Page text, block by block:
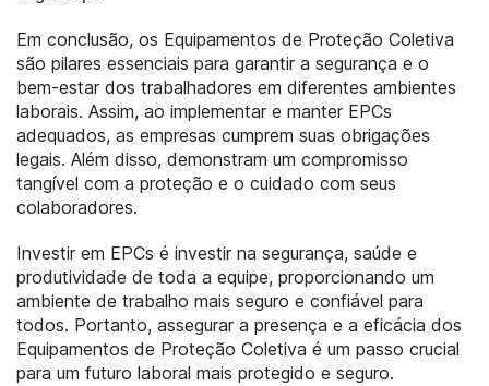
Em conclusão, os Equipamentos de Proteção Coletiva
são pilares essenciais para garantir a segurança e o
bem-estar dos trabalhadores em diferentes ambientes
laborais. Assim, ao implementar e manter EPCs
adequados, as empresas cumprem suas obrigações
legais. Além disso, demonstram um compromisso
tangível com a proteção e o cuidado com seus
colaboradores.
Investir em EPCs é investir na segurança, saúde e
produtividade de toda a equipe, proporcionando um
ambiente de trabalho mais seguro e confiável para
todos. Portanto, assegurar a presença e a eficácia dos
Equipamentos de Proteção Coletiva é um passo crucial
para um futuro laboral mais protegido e seguro.